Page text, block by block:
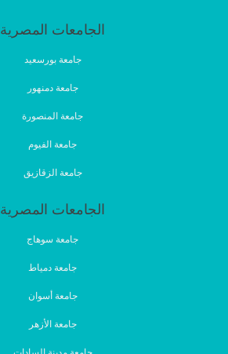
الجامعات المصرية
جامعة بورسعيد
جامعة دمنهور
جامعة المنصورة
جامعة الفيوم
جامعة الزقازيق
الجامعات المصرية
جامعة سوهاج
جامعة دمياط
جامعة أسوان
جامعة الأزهر